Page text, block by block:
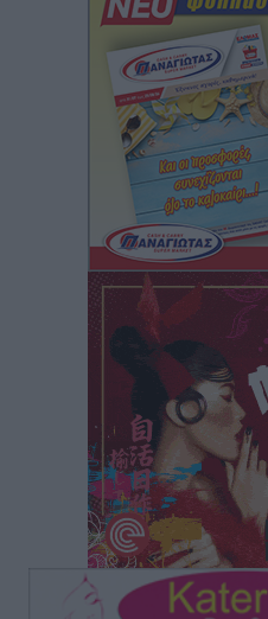
Iατρικός Σύλλογος Ροδου
Στρατηγικές Προτάσεις
Δημόσιας Υγείας στη
Νοσοκομεία της Γ΄ Ζώνης
Τοπικές Ειδήσεις πριν 13 ώρες
Πάνθηρες: Ξεκίνησαν
“πτήση” τους
Αθλητικά• πριν 13 ώρες
Άρης Αρχαγγέλου: Στο
πριν 13 ώρες
Φοίβος: Η μεγάλη
Αθλητικά• πριν 13 ώρες
Κλεάνθης: Έτοιμες οι
σεζόν
Αθλητικά πριν 13 ώρες